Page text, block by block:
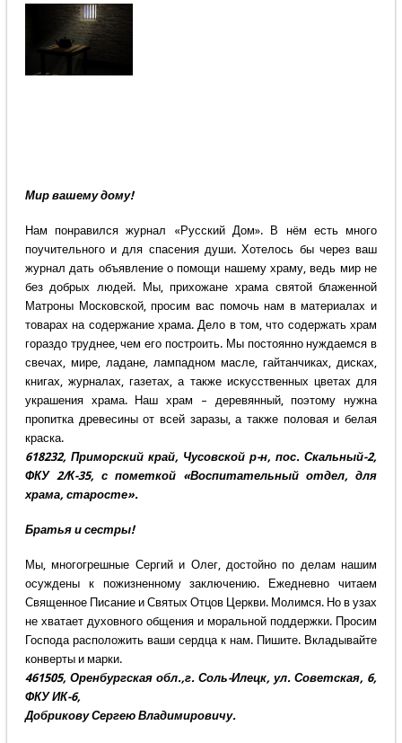
Мир вашему дому!
Нам понравился журнал «Русский Дом». В нём есть много
поучительного и для спасения души. Хотелось бы через ваш
журнал дать объявление о помощи нашему храму, ведь мир не
без добрых людей. Мы, прихожане храма святой блаженной
Матроны Московской, просим вас помочь нам в материалах и
товарах на содержание храма. Дело в том, что содержать храм
гораздо труднее, чем его построить. Мы постоянно нуждаемся в
свечах, мире, ладане, лампадном масле, гайтанчиках, дисках,
книгах, журналах, газетах, а также искусственных цветах для
украшения храма. Наш храм – деревянный, поэтому нужна
пропитка древесины от всей заразы, а также половая и белая
краска.
618232, Приморский край, Чусовской р-н, пос. Скальный-2,
ФКУ 2/К-35, с пометкой «Воспитательный отдел, для
храма, старосте».
Братья и сестры!
Мы, многогрешные Сергий и Олег, достойно по делам нашим
осуждены к пожизненному заключению. Ежедневно читаем
Священное Писание и Святых Отцов Церкви. Молимся. Но в узах
не хватает духовного общения и моральной поддержки. Просим
Господа расположить ваши сердца к нам. Пишите. Вкладывайте
конверты и марки.
461505, Оренбургская обл.,г. Соль-Илецк, ул. Советская, 6,
ФКУ ИК-6,
Добрикову Сергею Владимировичу.